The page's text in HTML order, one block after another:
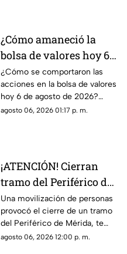
¿Cómo amaneció la
bolsa de valores hoy 6
de agosto de 2026?
¿Cómo se comportaron las
acciones en la bolsa de valores
hoy 6 de agosto de 2026?
Encuentra todos los detalles
agosto 06, 2026 01:17 p. m.
¡ATENCIÓN! Cierran
tramo del Periférico de
Mérida; esta la razón y
las vías alternas
Una movilización de personas
provocó el cierre de un tramo
del Periférico de Mérida, te
contamos la razón y cuáles son
agosto 06, 2026 12:00 p. m.